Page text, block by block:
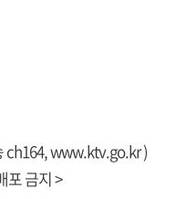
ch164,www.ktv.go.kr)
포 금지 >